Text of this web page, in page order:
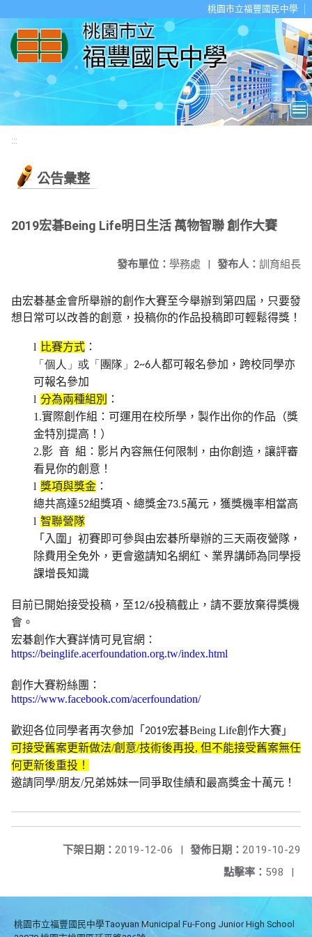
桃園市立福豐國民中學
:::
公告彙整
2019宏碁Being Life明日生活 萬物智聯 創作大賽
發布人： 訓育組長
發布單位： 學務處 |
由宏碁基金會所舉辦的創作大賽至今舉辦到第四屆， 只要發
想日常可以改善的創意，投稿你的作品投稿即可輕鬆得獎！
l 比賽方式 ：
「個人」或「 團隊」2~6人都可報名參加，跨校同學亦
可報名參加
l 分為兩種組別
：
1.實際創作組：可運用在校所學，製作出你的作品（獎
金特別提高！）
2.影 音 組：影片內容無任何限制，由你創造， 讓評審
看見你的創意！
l 獎項與獎金 ：
總共高達52組獎項、總獎金73.5萬元，獲獎機率相當高
l 智聯營隊
「入圍」初賽即可參與由宏碁所舉辦的三天兩夜營隊，
除費用全免外，更會邀請知名網紅、業界講師為同學授
課增長知識
目前已開始接受投稿，至12/6投稿截止 ，請不要放棄得獎機
會。
宏碁創作大賽詳情可見官網：
https://beinglife.acerfoundation.org.tw/index.html
創作大賽粉絲團：
https://www.facebook.com/acerfoundation/
歡迎各位同學者再次參加「 2019宏碁Being Life創作大賽」
可接受舊案更新做法/創意/技術後再投, 但不能接受舊案無任
何更新後重投！
邀請同學/朋友/兄弟姊妹一同爭取佳績和最高獎金十萬元！
發佈日期： 2019-10-29
下架日期： 2019-12-06
|
點擊率： 598 |
桃園市立福豐國民中學Taoyuan Municipal Fu-Fong Junior High School